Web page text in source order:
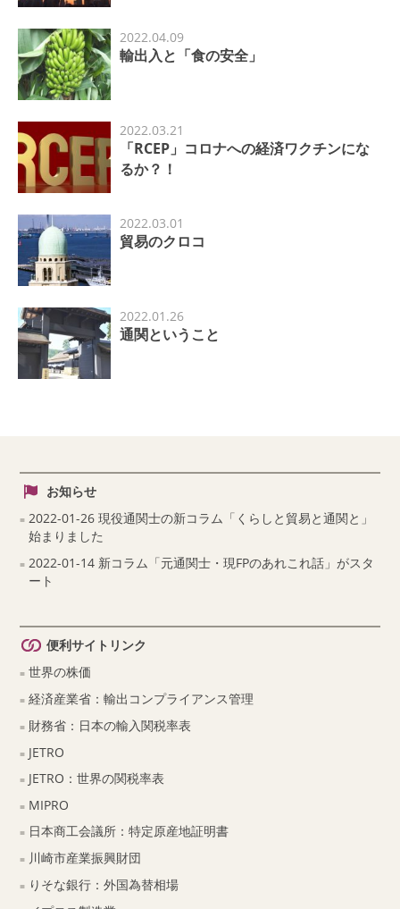
2022.04.09
輸出入と「食の安全」
2022.03.21
「RCEP」コロナへの経済ワクチンにな
るか？！
2022.03.01
貿易のクロコ
2022.01.26
通関ということ
お知らせ
2022-01-26 現役通関士の新コラム「くらしと貿易と通関と」
始まりました
2022-01-14 新コラム「元通関士・現FPのあれこれ話」がスタ
ート
便利サイトリンク
世界の株価
経済産業省：輸出コンプライアンス管理
財務省：日本の輸入関税率表
JETRO
JETRO：世界の関税率表
MIPRO
日本商工会議所：特定原産地証明書
川崎市産業振興財団
りそな銀行：外国為替相場